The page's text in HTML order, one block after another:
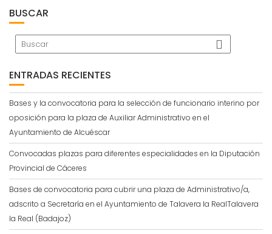
BUSCAR
ENTRADAS RECIENTES
Bases y la convocatoria para la selección de funcionario interino por
oposición para la plaza de Auxiliar Administrativo en el
Ayuntamiento de Alcuéscar
Convocadas plazas para diferentes especialidades en la Diputación
Provincial de Cáceres
Bases de convocatoria para cubrir una plaza de Administrativo/a,
adscrito a Secretaría en el Ayuntamiento de Talavera la RealTalavera
la Real (Badajoz)